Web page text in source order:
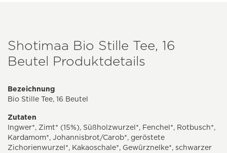
Shotimaa Bio Stille Tee, 16
Beutel Produktdetails
Bezeichnung
Bio Stille Tee, 16 Beutel
Zutaten
Ingwer*, Zimt* (15%), Süßholzwurzel*, Fenchel*, Rotbusch*,
Kardamom*, Johannisbrot/Carob*, geröstete
Zichorienwurzel*, Kakaoschale*, Gewürznelke*, schwarzer